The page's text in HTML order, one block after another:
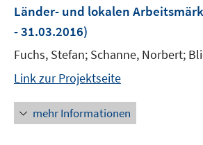
Länder- und lokalen
- 31.03.2016)
Fuchs, Stefan; Schanne, Norbert;
Link zur Projektseite
mehr Informationen